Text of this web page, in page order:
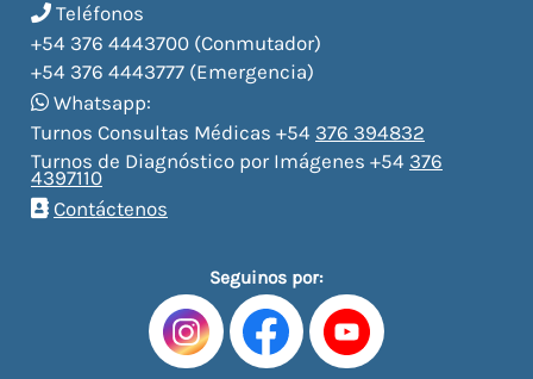
Teléfonos
+54 376 4443700 (Conmutador)
+54 376 4443777 (Emergencia)
Whatsapp:
Turnos Consultas Médicas +54 376 394832
Turnos de Diagnóstico por Imágenes +54 376
4397110
Contáctenos
Seguinos por: